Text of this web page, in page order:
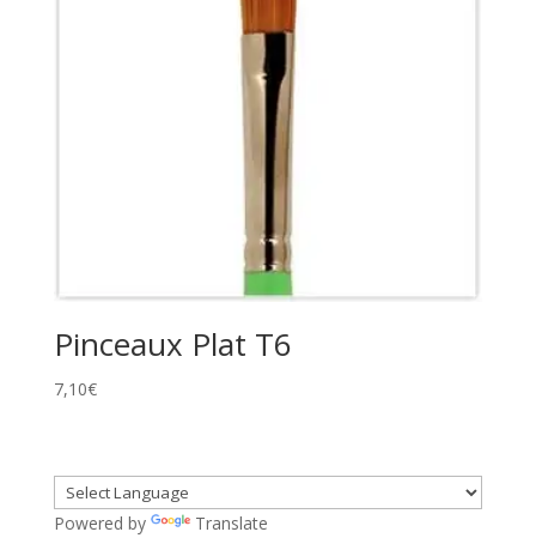
Pinceaux Plat T6
7,10€
Powered by Translate